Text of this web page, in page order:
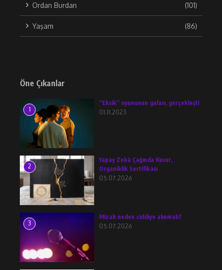
Ordan Burdan (101)
Yaşam (86)
Öne Çıkanlar
1
“Eksik” oyununun galası, gerçekleşti
01.11.2023
2
Yapay Zekâ Çağında Kusur,
Organiklik Sertifikası
05.07.2026
3
Mizah neden ciddiye alınmalı?
05.07.2026